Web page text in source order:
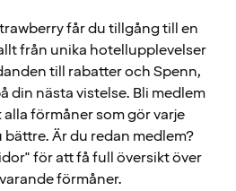
får du tillgång till en
från unika hotellupplevelser
till rabatter och Spenn,
din nästa vistelse. Bli medlem
förmåner som gör varje
Är du redan medlem?
för att få full översikt över
förmåner.